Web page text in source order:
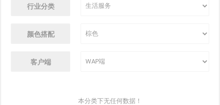
行业分类
颜色搭配
客户端
本分类下无任何数据！